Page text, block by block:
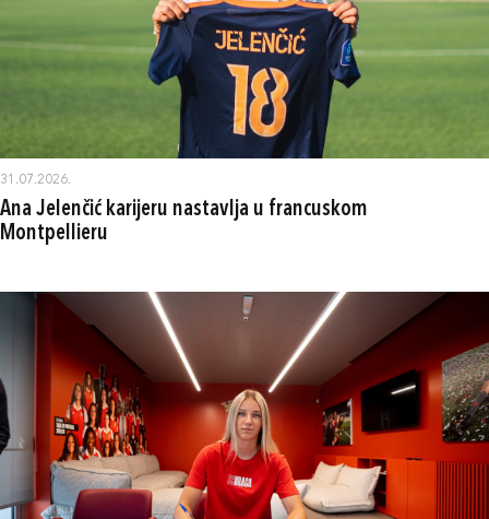
31.07.2026.
Ana Jelenčić karijeru nastavlja u francuskom
Montpellieru